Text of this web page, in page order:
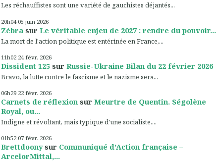
Les réchauffistes sont une variété de gauchistes déjantés...
20h04 05 juin 2026
Zébra sur Le véritable enjeu de 2027 : rendre du pouvoir...
La mort de l'action politique est entérinée en France,...
11h02 24 févr. 2026
Dissident 125 sur Russie-Ukraine Bilan du 22 février 2026
Bravo, la lutte contre le fascisme et le nazisme sera...
06h29 22 févr. 2026
Carnets de réflexion sur Meurtre de Quentin. Ségolène
Royal, ou...
Indigne et révoltant, mais typique d'une socialiste....
01h52 07 févr. 2026
Brettdoonysur Communiqué d’Action française –
ArcelorMittal,...